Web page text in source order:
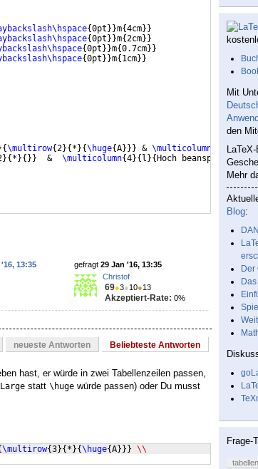
{0pt }}m{4cm}}
{0pt }}m{2cm}}
{0pt }}m{0.7cm}}
{0pt }}m{ 1cm}}
{\multirow{2}{ * }{\huge{A}}} & \multicolumn { l}{
}{ * }{ }}
  &
\multicolumn{4}{ l }{ Hoch beanspruchte
gefragt 29 Jan '16, 13:35
Christof
69●3●10●13
Akzeptiert-Rate: 0%
13:35
neueste Antworten Beliebteste Antworten
hast, er würde in zwei Tabellenzeilen passen,
statt \huge würde passen) oder Du musst
\multirow{3}{ * }{\huge{A}}} \\
Mit
den
Mehr
Blog:
Der
Frage-
tabellen